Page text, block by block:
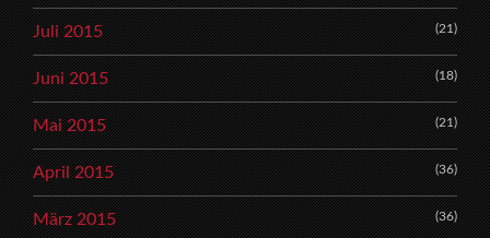
Juli 2015 (21)
Juni 2015 (18)
Mai 2015 (21)
April 2015 (36)
März 2015 (36)